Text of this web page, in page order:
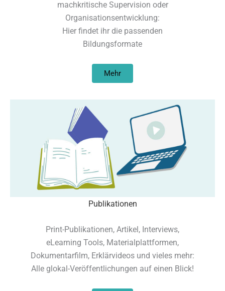
machkritische Supervision oder
Organisationsentwicklung:
Hier findet ihr die passenden
Bildungsformate
Mehr
Publikationen
Print-Publikationen, Artikel, Interviews,
eLearning Tools, Materialplattformen,
Dokumentarfilm, Erklärvideos und vieles mehr:
Alle glokal-Veröffentlichungen auf einen Blick!